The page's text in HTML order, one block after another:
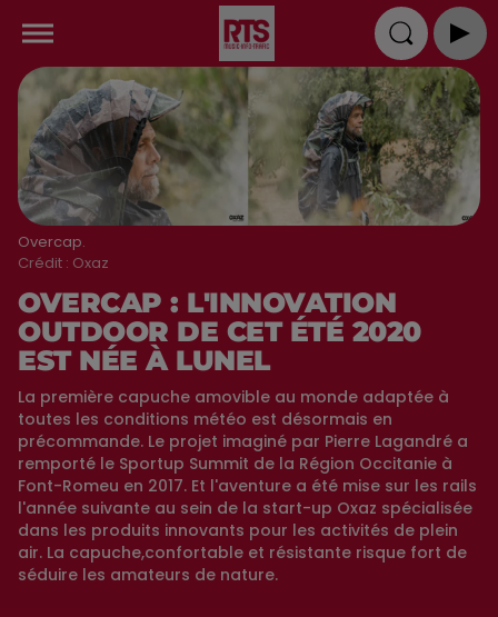
Overcap.
Crédit : Oxaz
OVERCAP : L'INNOVATION
OUTDOOR DE CET ÉTÉ 2020
EST NÉE À LUNEL
La première capuche amovible au monde adaptée à
toutes les conditions météo est désormais en
précommande. Le projet imaginé par Pierre Lagandré a
remporté le Sportup Summit de la Région Occitanie à
Font-Romeu en 2017. Et l'aventure a été mise sur les rails
l'année suivante au sein de la start-up Oxaz spécialisée
dans les produits innovants pour les activités de plein
air. La capuche,confortable et résistante risque fort de
séduire les amateurs de nature.